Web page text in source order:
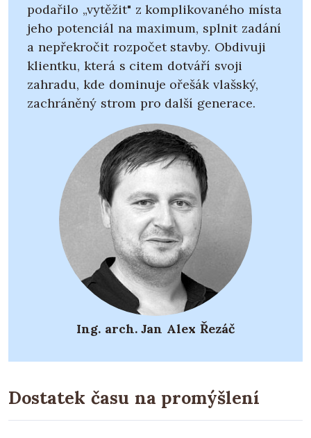
podařilo „vytěžit" z komplikovaného místa
jeho potenciál na maximum, splnit zadání
a nepřekročit rozpočet stavby. Obdivuji
klientku, která s citem dotváří svoji
zahradu, kde dominuje ořešák vlašský,
zachráněný strom pro další generace.
Ing. arch. Jan Alex Řezáč
Dostatek času na promýšlení